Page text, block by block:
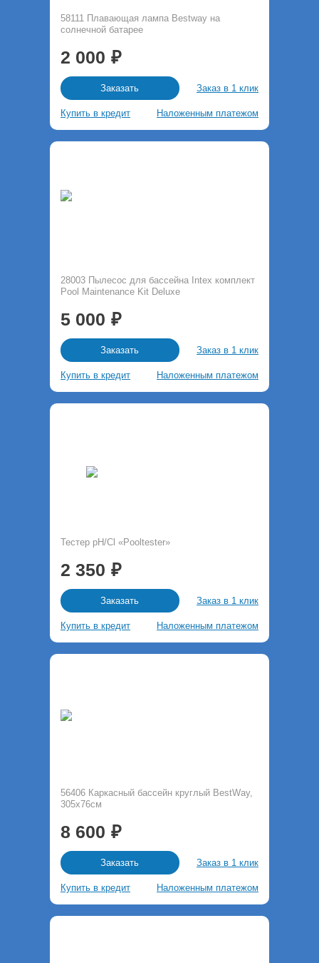
58111 Плавающая лампа Bestway на
солнечной батарее
2 000
Заказать Заказ в 1 клик
Купить в кредит Наложенным платежом
28003 Пылесос для бассейна Intex комплект
Pool Maintenance Kit Deluxe
5 000
Заказать Заказ в 1 клик
Купить в кредит Наложенным платежом
Тестер pH/Cl «Pooltester»
2 350
Заказать Заказ в 1 клик
Купить в кредит Наложенным платежом
56406 Каркасный бассейн круглый BestWay,
305х76см
8 600
Заказать Заказ в 1 клик
Купить в кредит Наложенным платежом